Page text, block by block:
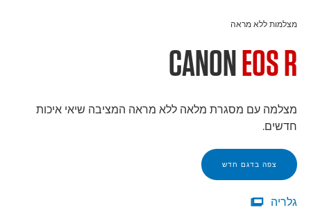
מצלמות ללא מראה
CANONEOS R
מצלמה עם מסגרת מלאה ללא מראה המציבה שיאי איכות
חדשים.
צפה בדגם חדש
גלריה
גלריה
